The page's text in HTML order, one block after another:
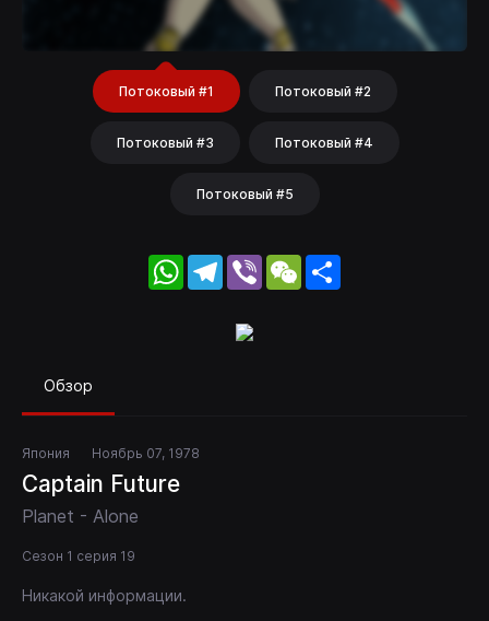
Потоковый #1 Потоковый #2
Потоковый #3 Потоковый #4
Потоковый #5
WhatsApp
Telegram
Viber WeChat
Обзор
Япония Ноябрь 07, 1978
Captain Future
Planet - Alone
Сезон 1 серия 19
Никакой информации.